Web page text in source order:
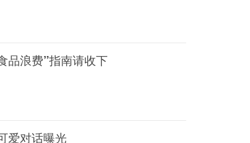
品浪费”指南请收下
爱对话曝光